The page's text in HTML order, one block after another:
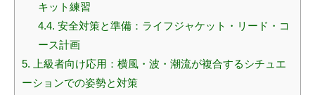
キット練習
4.4. 安全対策と準備：ライフジャケット・リード・コ
ース計画
5. 上級者向け応用：横風・波・潮流が複合するシチュエ
ーションでの姿勢と対策